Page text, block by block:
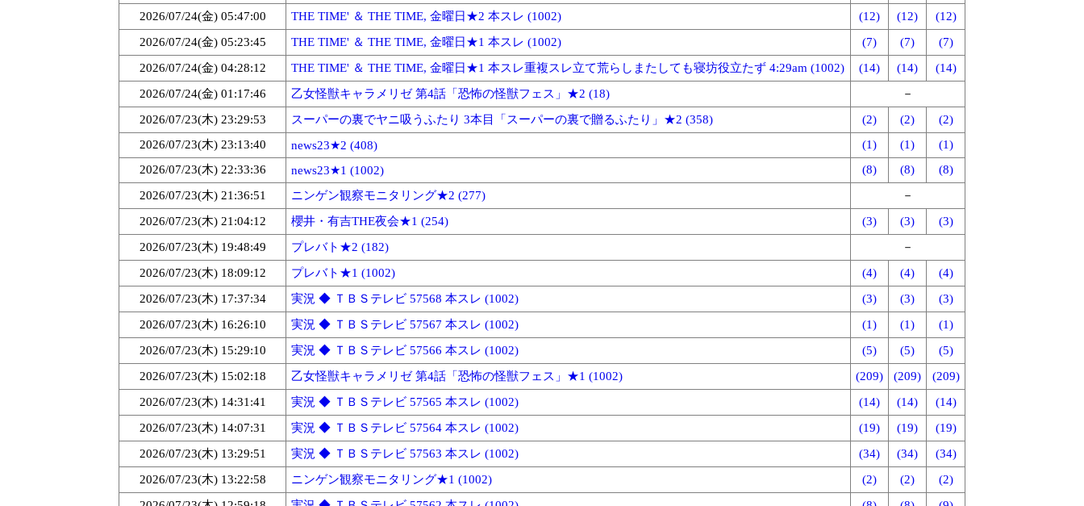
2026/07/24(金) 05:47:00
THE TIME' ＆ THE TIME, 金曜日★2 本スレ (1002) (12) (12)
(12)
2026/07/24(金) 05:23:45
THE TIME' ＆ THE TIME, 金曜日★1 本スレ (1002) (7) (7)
(7)
2026/07/24(金) 04:28:12
THE TIME' ＆ THE TIME, 金曜日★1 本スレ重複スレ立て荒らしまたしても寝坊役立たず 4:29am (1002) (14) (14)
(14)
2026/07/24(金) 01:17:46
乙女怪獣キャラメリゼ 第4話「恐怖の怪獣フェス」★2 (18)
－
2026/07/23(木) 23:29:53
スーパーの裏でヤニ吸うふたり 3本目「スーパーの裏で贈るふたり」★2 (358) (2) (2)
(2)
2026/07/23(木) 23:13:40
news23★2 (408) (1) (1)
(1)
2026/07/23(木) 22:33:36
news23★1 (1002) (8) (8)
(8)
2026/07/23(木) 21:36:51
ニンゲン観察モニタリング★2 (277)
－
2026/07/23(木) 21:04:12
櫻井・有吉THE夜会★1 (254) (3) (3)
(3)
2026/07/23(木) 19:48:49
プレバト★2 (182)
－
2026/07/23(木) 18:09:12
プレバト★1 (1002) (4) (4)
(4)
2026/07/23(木) 17:37:34
実況 ◆ ＴＢＳテレビ 57568 本スレ (1002) (3) (3)
(3)
2026/07/23(木) 16:26:10
実況 ◆ ＴＢＳテレビ 57567 本スレ (1002) (1) (1)
(1)
2026/07/23(木) 15:29:10
実況 ◆ ＴＢＳテレビ 57566 本スレ (1002) (5) (5)
(5)
2026/07/23(木) 15:02:18
乙女怪獣キャラメリゼ 第4話「恐怖の怪獣フェス」★1 (1002) (209) (209)
(209)
2026/07/23(木) 14:31:41
実況 ◆ ＴＢＳテレビ 57565 本スレ (1002) (14) (14)
(14)
2026/07/23(木) 14:07:31
実況 ◆ ＴＢＳテレビ 57564 本スレ (1002) (19) (19)
(19)
2026/07/23(木) 13:29:51
実況 ◆ ＴＢＳテレビ 57563 本スレ (1002) (34) (34)
(34)
2026/07/23(木) 13:22:58
ニンゲン観察モニタリング★1 (1002) (2) (2)
(2)